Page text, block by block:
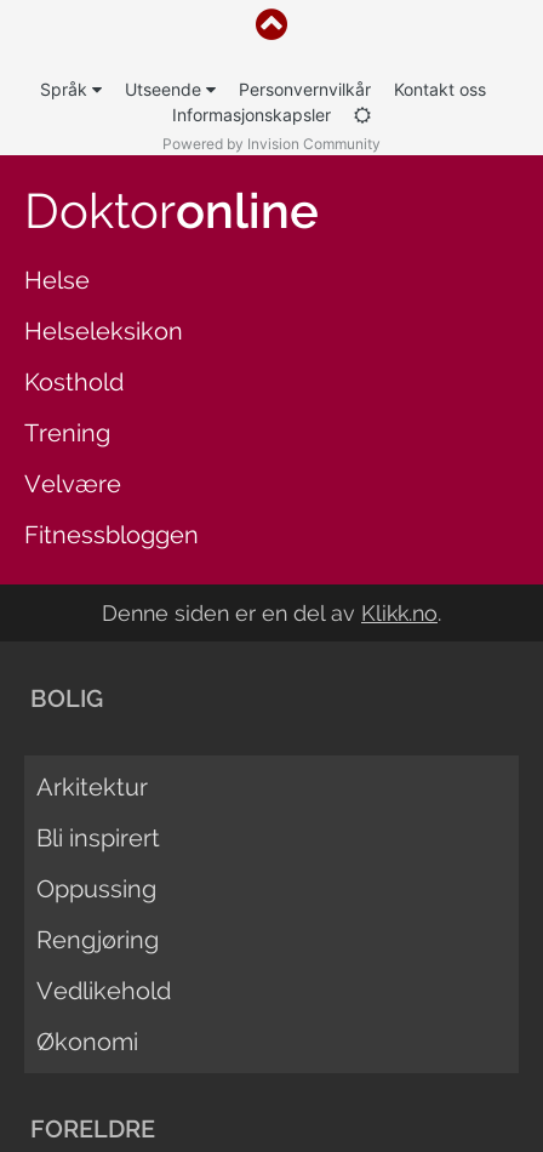
Språk Utseende Personvernvilkår
Kontakt oss
Informasjonskapsler
Powered by Invision Community
Doktoronline
Helse
Helseleksikon
Kosthold
Trening
Velvære
Fitnessbloggen
Denne siden er en del av Klikk.no.
BOLIG
Arkitektur
Bli inspirert
Oppussing
Rengjøring
Vedlikehold
Økonomi
FORELDRE